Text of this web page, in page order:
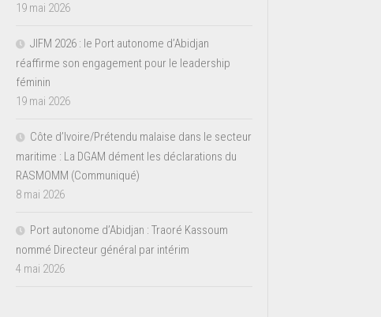
19 mai 2026
JIFM 2026 : le Port autonome d’Abidjan
réaffirme son engagement pour le leadership
féminin
19 mai 2026
Côte d’Ivoire/Prétendu malaise dans le secteur
maritime : La DGAM dément les déclarations du
RASMOMM (Communiqué)
8 mai 2026
Port autonome d’Abidjan : Traoré Kassoum
nommé Directeur général par intérim
4 mai 2026